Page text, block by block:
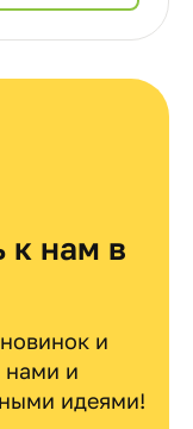
к нам в
и
нами и
идеями!